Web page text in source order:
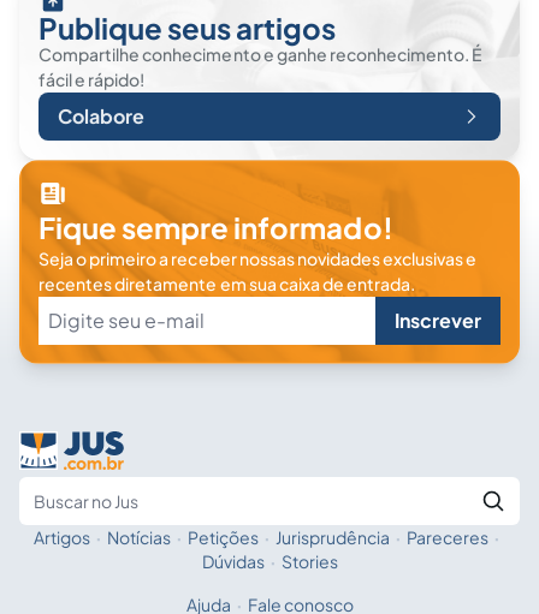
Publique seus artigos
Compartilhe conhecimento e ganhe reconhecimento. É
fácil e rápido!
Colabore
Fique sempre informado!
Seja o primeiro a receber nossas novidades exclusivas e
recentes diretamente em sua caixa de entrada.
Inscrever
Fale com a IA
Artigos · Notícias · Petições · Jurisprudência · Pareceres ·
Dúvidas · Stories
Ajuda · Fale conosco